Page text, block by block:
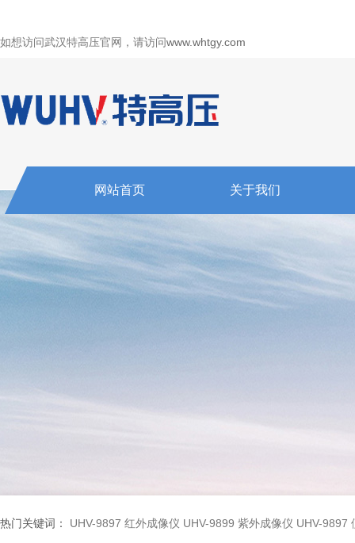
如想访问武汉特高压官网，请访问www.whtgy.com
网站首页 关于我们
热门关键词： UHV-9897 红外成像仪 UHV-9899 紫外成像仪 UHV-9897